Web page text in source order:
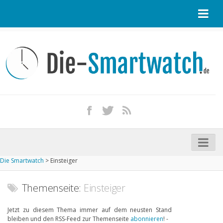
Kontakt / Tipp geben
Impressum
iPhone kaufen
Startseite
Aktuelle Smartwatches im Test
Die Smartwatch > Einsteiger
Themenseite: Einsteiger
Jetzt zu diesem Thema immer auf dem neusten Stand
bleiben und den RSS-Feed zur Themenseite abonnieren! -